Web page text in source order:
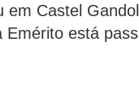
em Castel
Emérito está